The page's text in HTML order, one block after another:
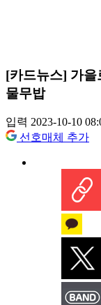
[카드뉴스] 가을
물무밥
입력 2023-10-10
선호매체 추가